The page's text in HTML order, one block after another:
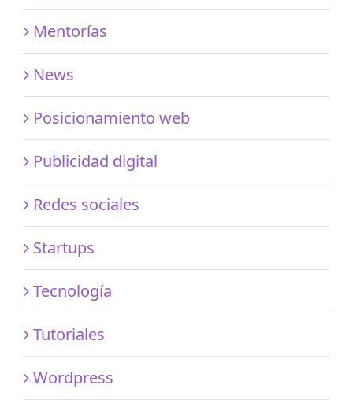
Mentorías
News
Posicionamiento web
Publicidad digital
Redes sociales
Startups
Tecnología
Tutoriales
Wordpress